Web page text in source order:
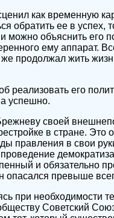
как временную
обратить ее в успех,
объяснить его
ему аппарат.
продолжал жить
реализовать его
успешно.
своей
в стране. Это
правления в свои
и обязательно
опасался превыше
при необходимости
Советский